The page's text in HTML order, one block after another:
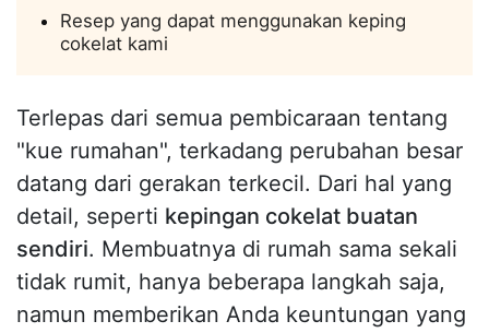
Resep yang dapat menggunakan keping
cokelat kami
Terlepas dari semua pembicaraan tentang
"kue rumahan", terkadang perubahan besar
datang dari gerakan terkecil. Dari hal yang
detail, seperti kepingan cokelat buatan
sendiri. Membuatnya di rumah sama sekali
tidak rumit, hanya beberapa langkah saja,
namun memberikan Anda keuntungan yang